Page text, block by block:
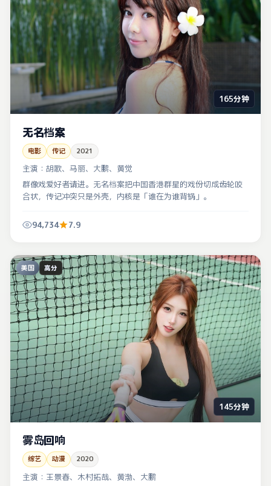
165分钟
无名档案
电影 传记 2021
主演： 胡歌、马丽、大鹏、黄觉
群像戏爱好者请进。无名档案把中国香港群星的戏份切成齿轮咬
合状，传记冲突只是外壳，内核是「谁在为谁背锅」。
94,734 7.9
美国 高分
145分钟
雾岛回响
综艺 动漫 2020
主演： 王景春、木村拓哉、黄渤、大鹏